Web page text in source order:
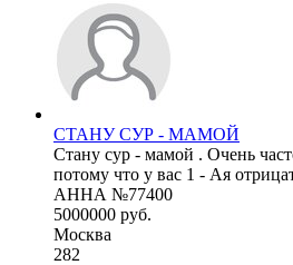
СТАНУ СУР - МАМОЙ
Стану сур - мамой . Очень
потому что у вас 1 - Ая
АННА №77400
5000000 руб.
Москва
282